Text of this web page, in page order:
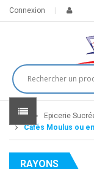
Connexion
Home Epicerie
Cafés Moulus ou
RAYONS